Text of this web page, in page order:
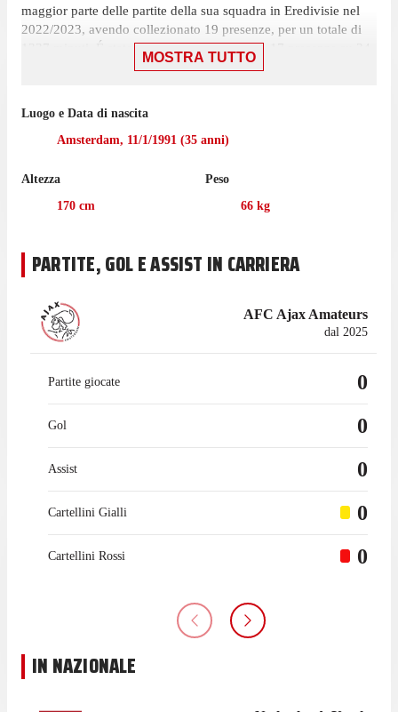
maggior parte delle partite della sua squadra in Eredivisie nel
2022/2023, avendo collezionato 19 presenze, per un totale di
1337 minuti. É stato scelto nell'11 iniziale in 17 presenze su 34
giornate ed è entrato 2 volte.
partita in cui ha giocato 76 minuti con la maglia del Emmen
contro il Feyenoord, nella sconfitta per 3-1.
stagione con l'Emmen, gare in cui ha realizzato 2 gol e fornito 1
passaggio vincente.
2021, mentre prima giocava con HB Køge, con cui ha
collezionato 10 presenze in campionato.
MOSTRA TUTTO
Luogo e Data di nascita
Amsterdam, 11/1/1991 (35 anni)
Altezza
170 cm
Peso
66 kg
PARTITE, GOL E ASSIST IN CARRIERA
AFC Ajax Amateurs
dal 2025
Partite giocate 0
Gol 0
Assist 0
Cartellini Gialli 0
Cartellini Rossi 0
IN NAZIONALE